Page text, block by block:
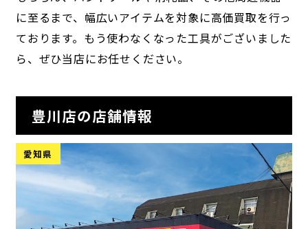
に至るまで、幅広いアイテムを対象に高価買取を行っ
ております。もう使わなくなった工具がございました
ら、ぜひ当店にお任せください。
豊川店の店舗情報
愛知県